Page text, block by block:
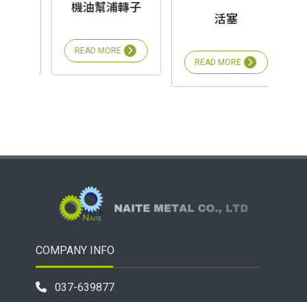
機油幫浦轉子
READ MORE
活塞
READ MORE
COMPANY INFO
037-639877